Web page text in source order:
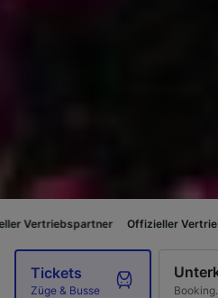
Offizieller Vertriebspartner
Tickets
Züge & Busse